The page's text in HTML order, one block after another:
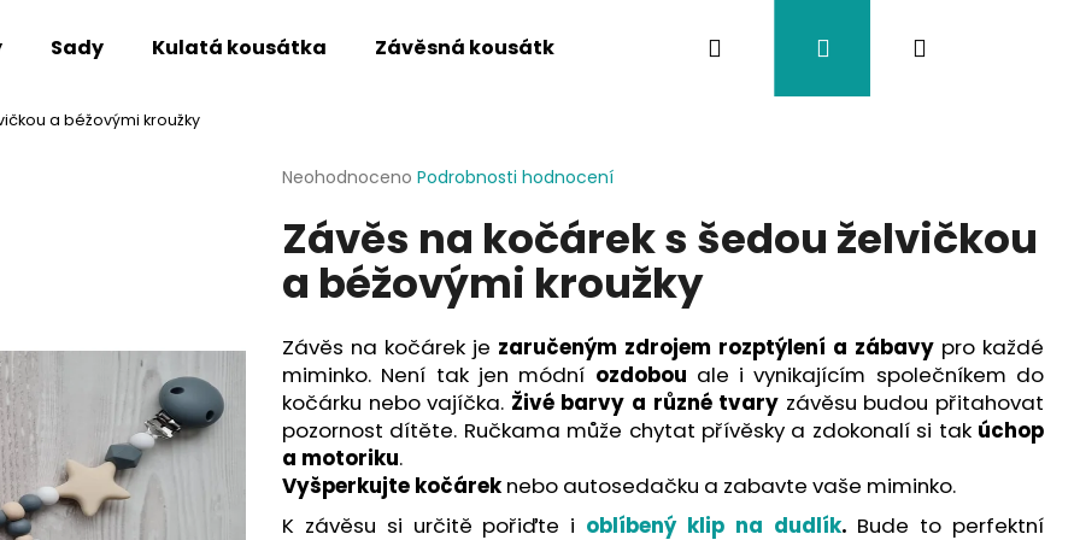
Sady Kulatá kousátka Závěsná kousátka Závěsy na kočárek Twistík kousátka
Hledat PřihlášeníNákupní
a béžovými kroužky
Průměrné
produktu
je
z
hvězdiček.
Neohodnoceno Podrobnosti hodnocení
Závěs na kočárek s šedou želvičkou
a béžovými kroužky
Závěs na kočárek je zaručeným zdrojem rozptýlení a zábavy pro každé
miminko. Není tak jen módní ozdobou ale i vynikajícím společníkem do
kočárku nebo vajíčka. Živé barvy a různé tvary závěsu budou přitahovat
pozornost dítěte. Ručkama může chytat přívěsky a zdokonalí si tak úchop
a motoriku.
Vyšperkujte kočárek nebo autosedačku a zabavte vaše miminko.
K závěsu si určitě pořiďte i oblíbený klip na dudlík. Bude to perfektní
Co potřebujete najít?
HLEDAT